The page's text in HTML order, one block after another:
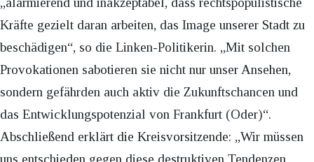
Kräfte gezielt daran arbeiten, das Image unserer Stadt zu
beschädigen“, so die Linken-Politikerin. „Mit solchen
Provokationen sabotieren sie nicht nur unser Ansehen,
sondern gefährden auch aktiv die Zukunftschancen und
das Entwicklungspotenzial von Frankfurt (Oder)“.
Abschließend erklärt die Kreisvorsitzende: „Wir müssen